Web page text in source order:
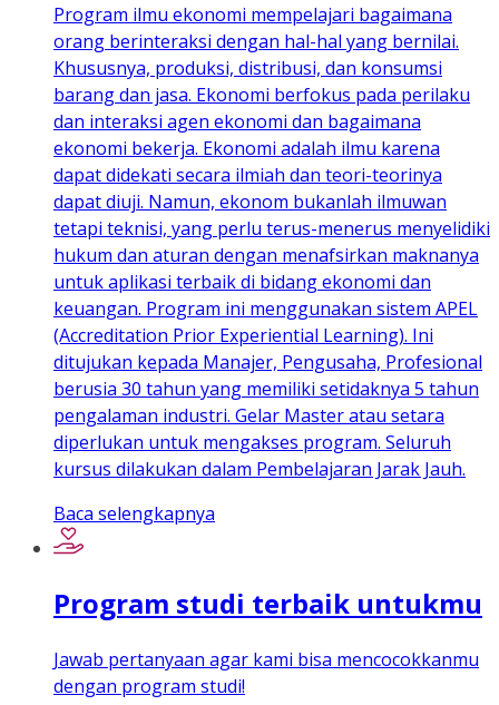
Program ilmu ekonomi mempelajari bagaimana
orang berinteraksi dengan hal-hal yang bernilai.
Khususnya, produksi, distribusi, dan konsumsi
barang dan jasa. Ekonomi berfokus pada perilaku
dan interaksi agen ekonomi dan bagaimana
ekonomi bekerja. Ekonomi adalah ilmu karena
dapat didekati secara ilmiah dan teori-teorinya
dapat diuji. Namun, ekonom bukanlah ilmuwan
tetapi teknisi, yang perlu terus-menerus menyelidiki
hukum dan aturan dengan menafsirkan maknanya
untuk aplikasi terbaik di bidang ekonomi dan
keuangan. Program ini menggunakan sistem APEL
(Accreditation Prior Experiential Learning). Ini
ditujukan kepada Manajer, Pengusaha, Profesional
berusia 30 tahun yang memiliki setidaknya 5 tahun
pengalaman industri. Gelar Master atau setara
diperlukan untuk mengakses program. Seluruh
kursus dilakukan dalam Pembelajaran Jarak Jauh.
Baca selengkapnya
Program studi terbaik untukmu
Jawab pertanyaan agar kami bisa mencocokkanmu
dengan program studi!